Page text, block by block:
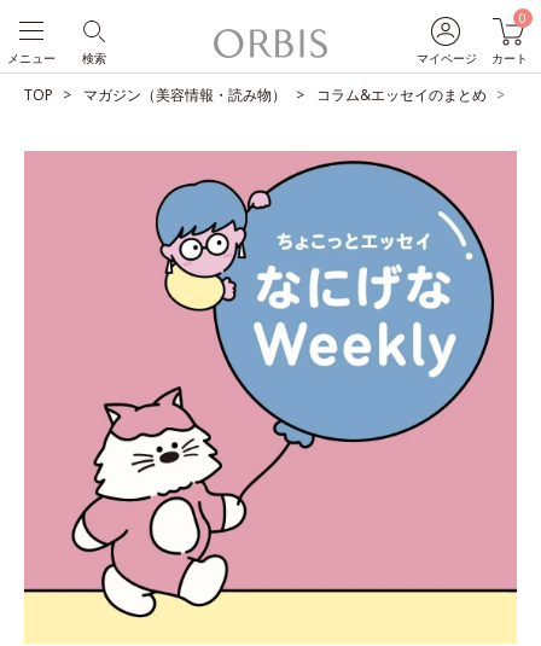
マイページ
0
カート
検索
メニュー
TOP マガジン（美容情報・読み物） コラム&エッセイのまとめ